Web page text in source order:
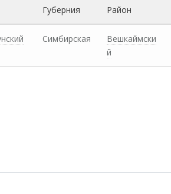
Губерния Район
Симбирская
Вешкаймски
й